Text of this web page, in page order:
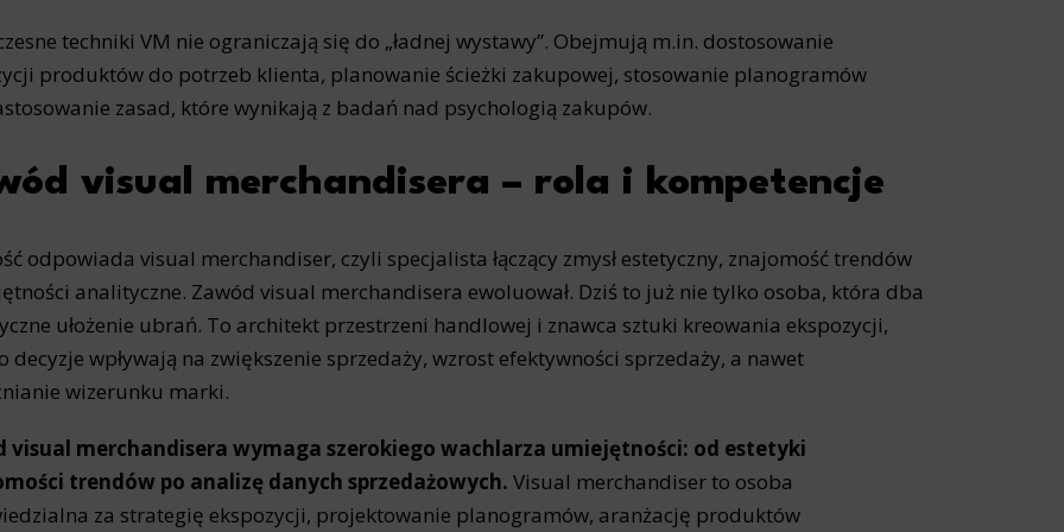
techniki VM nie ograniczają się do „ładnej wystawy”. Obejmują m.in. dostosowanie
produktów do potrzeb klienta, planowanie ścieżki zakupowej, stosowanie planogramów
zasad, które wynikają z badań nad psychologią zakupów.
visual merchandisera – rola i kompetencje
odpowiada visual merchandiser, czyli specjalista łączący zmysł estetyczny, znajomość trendów
analityczne. Zawód visual merchandisera ewoluował. Dziś to już nie tylko osoba, która dba
ułożenie ubrań. To architekt przestrzeni handlowej i znawca sztuki kreowania ekspozycji,
decyzje wpływają na zwiększenie sprzedaży, wzrost efektywności sprzedaży, a nawet
wizerunku marki.
visual merchandisera wymaga szerokiego wachlarza umiejętności: od estetyki
trendów po analizę danych sprzedażowych. Visual merchandiser to osoba
za strategię ekspozycji, projektowanie planogramów, aranżację produktów